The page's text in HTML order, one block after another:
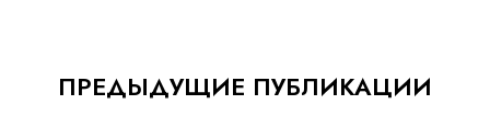
ПРЕДЫДУЩИЕ ПУБЛИКАЦИИ